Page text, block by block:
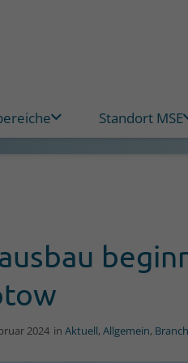
Standort MSE
2024 in Aktuell, Allgemein,